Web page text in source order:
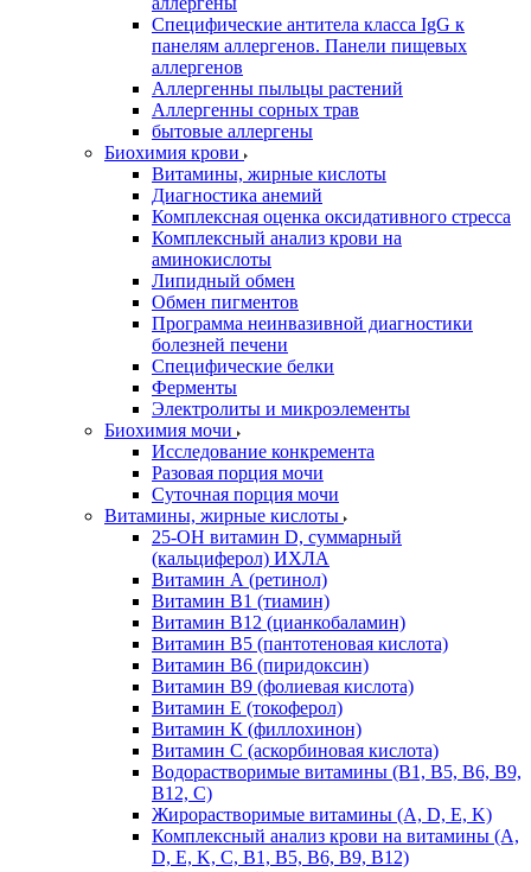
Специфические антитела класса IgG к
панелям аллергенов. Панели пищевых
аллергенов
Аллергенны пыльцы растений
Аллергенны сорных трав
бытовые аллергены
Биохимия крови
Витамины, жирные кислоты
Диагностика анемий
Комплексная оценка оксидативного стресса
Комплексный анализ крови на
аминокислоты
Липидный обмен
Обмен пигментов
Программа неинвазивной диагностики
болезней печени
Специфические белки
Ферменты
Электролиты и микроэлементы
Биохимия мочи
Исследование конкремента
Разовая порция мочи
Суточная порция мочи
Витамины, жирные кислоты
25-OH витамин D, суммарный
(кальциферол) ИХЛА
Витамин А (ретинол)
Витамин В1 (тиамин)
Витамин В12 (цианкобаламин)
Витамин В5 (пантотеновая кислота)
Витамин В6 (пиридоксин)
Витамин В9 (фолиевая кислота)
Витамин Е (токоферол)
Витамин К (филлохинон)
Витамин С (аскорбиновая кислота)
Водорастворимые витамины (B1, B5, B6, В9,
В12, С)
Жирорастворимые витамины (A, D, E, K)
Комплексный анализ крови на витамины (A,
D, E, K, C, B1, B5, B6, В9, B12)